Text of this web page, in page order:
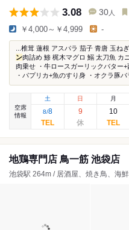
3.08 30 人
￥4,000～￥4,999 -
...椎茸 蓮根 アスパラ 茄子 青唐 玉ね
ン肉詰め 鯵 梶木マグロ 鰯 太刀魚 カ
肉乗せ ・牛ロースガーリックバター+
・パプリカ+魚のすり身 ・オクラ豚バ
空席
情報
土
8/8
日
9
月
10
地鶏専門店 鳥一筋 池袋店
池袋駅 264m / 居酒屋、焼き鳥、海鮮